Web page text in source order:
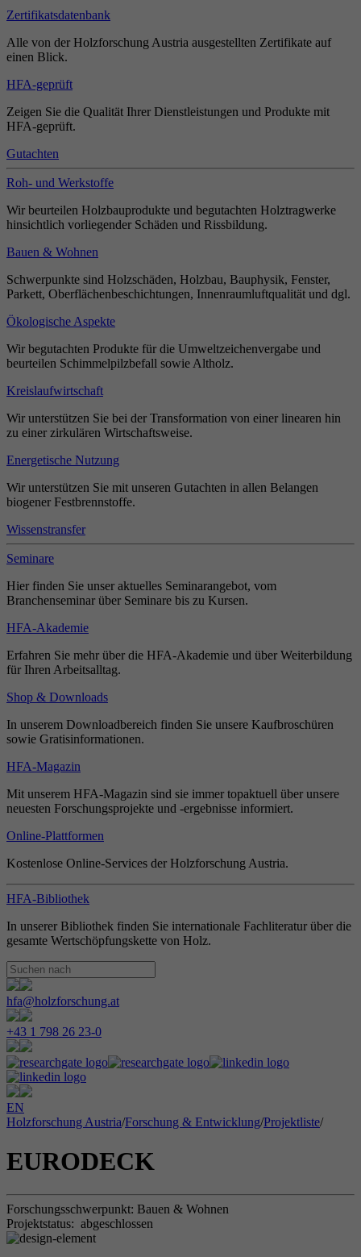
Zertifikatsdatenbank
Alle von der Holzforschung Austria ausgestellten Zertifikate auf
einen Blick.
HFA-geprüft
Zeigen Sie die Qualität Ihrer Dienstleistungen und Produkte mit
HFA-geprüft.
Gutachten
Roh- und Werkstoffe
Wir beurteilen Holzbauprodukte und begutachten Holztragwerke
hinsichtlich vorliegender Schäden und Rissbildung.
Bauen & Wohnen
Schwerpunkte sind Holzschäden, Holzbau, Bauphysik, Fenster,
Parkett, Oberflächenbeschichtungen, Innenraumluftqualität und dgl.
Ökologische Aspekte
Wir begutachten Produkte für die Umweltzeichenvergabe und
beurteilen Schimmelpilzbefall sowie Altholz.
Kreislaufwirtschaft
Wir unterstützen Sie bei der Transformation von einer linearen hin
zu einer zirkulären Wirtschaftsweise.
Energetische Nutzung
Wir unterstützen Sie mit unseren Gutachten in allen Belangen
biogener Festbrennstoffe.
Wissenstransfer
Seminare
Hier finden Sie unser aktuelles Seminarangebot, vom
Branchenseminar über Seminare bis zu Kursen.
HFA-Akademie
Erfahren Sie mehr über die HFA-Akademie und über Weiterbildung
für Ihren Arbeitsalltag.
Shop & Downloads
In unserem Downloadbereich finden Sie unsere Kaufbroschüren
sowie Gratisinformationen.
HFA-Magazin
Mit unserem HFA-Magazin sind sie immer topaktuell über unsere
neuesten Forschungsprojekte und -ergebnisse informiert.
Online-Plattformen
Kostenlose Online-Services der Holzforschung Austria.
HFA-Bibliothek
In unserer Bibliothek finden Sie internationale Fachliteratur über die
gesamte Wertschöpfungskette von Holz.
hfa@holzforschung.at
+43 1 798 26 23-0
EN
Holzforschung Austria/Forschung & Entwicklung/Projektliste/
EURODECK
Forschungsschwerpunkt: Bauen & Wohnen
Projektstatus: abgeschlossen